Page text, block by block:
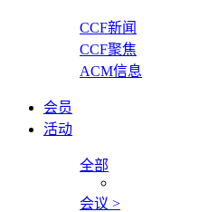
CCF新闻
CCF聚焦
ACM信息
会员
活动
全部
会议 >